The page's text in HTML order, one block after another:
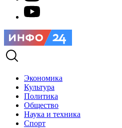
Экономика
Культура
Политика
Общество
Наука и техника
Спорт